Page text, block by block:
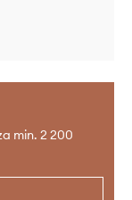
min. 2 200